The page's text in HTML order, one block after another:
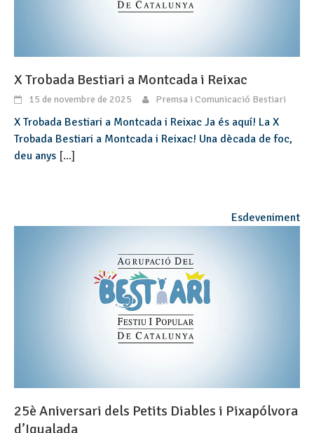
X Trobada Bestiari a Montcada i Reixac
15 de novembre de 2025 Premsa i Comunicació Bestiari
X Trobada Bestiari a Montcada i Reixac Ja és aquí! La X
Trobada Bestiari a Montcada i Reixac! Una dècada de foc,
deu anys [...]
Esdeveniment
25è Aniversari dels Petits Diables i Pixapólvora
d’Igualada